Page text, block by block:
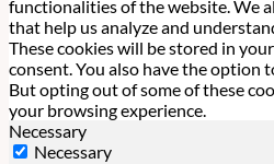
functionalities of the website. We
that help us analyze and
These cookies will be stored in
consent. You also have the option
But opting out of some of these
your browsing experience.
Necessary
Necessary